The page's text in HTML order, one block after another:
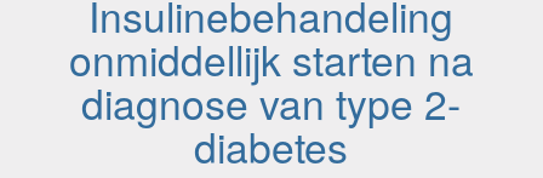
Insulinebehandeling
onmiddellijk starten na
diagnose van type 2-
diabetes